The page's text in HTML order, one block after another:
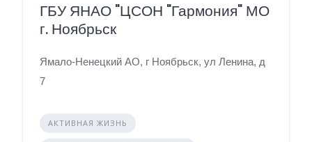
ГБУ ЯНАО "ЦСОН "Гармония" МО
г. Ноябрьск
Ямало-Ненецкий АО, г Ноябрьск, ул Ленина, д
7
АКТИВНАЯ ЖИЗНЬ